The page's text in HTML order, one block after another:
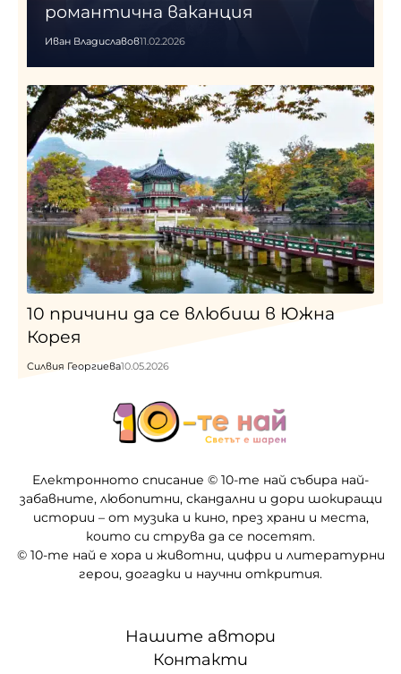
романтична ваканция
Иван Владиславов11.02.2026
10 причини да се влюбиш в Южна
Корея
Силвия Георгиева10.05.2026
Електронното списание © 10-те най събира най-
забавните, любопитни, скандални и дори шокиращи
истории – от музика и кино, през храни и места,
които си струва да се посетят.
© 10-те най е хора и животни, цифри и литературни
герои, догадки и научни открития.
Нашите автори
Контакти